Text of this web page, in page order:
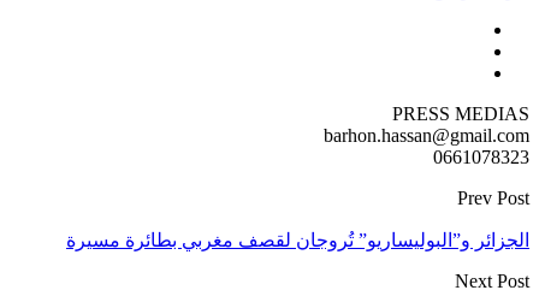
PRESS MEDIAS
barhon.hassan@gmail.com
0661078323
Prev Post
الجزائر و”البوليساريو” تُروجان لقصف مغربي بطائرة مسيرة
Next Post